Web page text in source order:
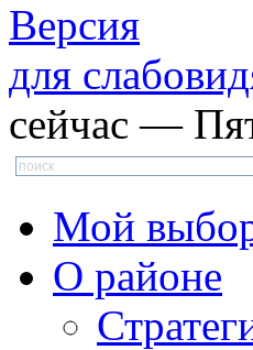
Версия
для
сейчас —
Мой
О районе